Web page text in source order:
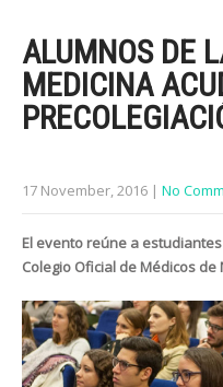
ALUMNOS DE
MEDICINA
17 November, 2016 | No
El evento reúne a
Colegio Oficial de Médicos de